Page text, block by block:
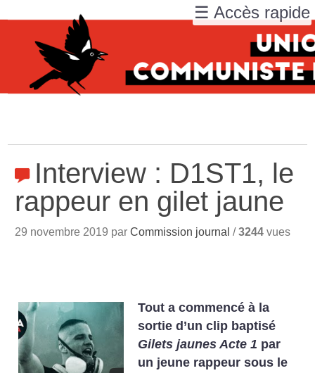
Interview : D1ST1, le
rappeur en gilet jaune
29 novembre 2019 parCommission journal /3244 vues
Tout a commencé à la
sortie d’un clip baptisé
Gilets jaunes Acte 1 par
un jeune rappeur sous le
☰ Accès rapide